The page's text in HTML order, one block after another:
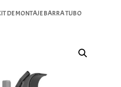
DE MONTAJE BARRA TUBO